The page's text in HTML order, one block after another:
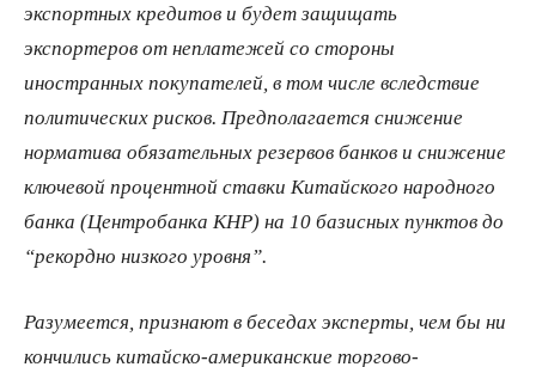
экспортных кредитов и будет защищать
экспортеров от неплатежей со стороны
иностранных покупателей, в том числе вследствие
политических рисков. Предполагается снижение
норматива обязательных резервов банков и снижение
ключевой процентной ставки Китайского народного
банка (Центробанка КНР) на 10 базисных пунктов до
“рекордно низкого уровня”.
Разумеется, признают в беседах эксперты, чем бы ни
кончились китайско-американские торгово-